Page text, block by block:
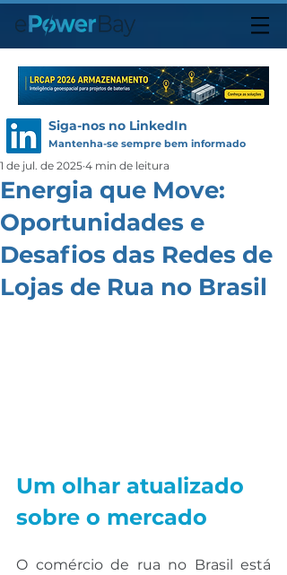
Siga-nos no LinkedIn
Mantenha-se sempre bem informado
Energia que Move:
Oportunidades e
Desafios das Redes de
Lojas de Rua no Brasil
1 de jul. de 2025 4 min de leitura
Um olhar atualizado
sobre o mercado
O comércio de rua no Brasil está